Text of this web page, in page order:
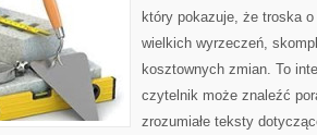
który pokazuje, że troska
wielkich wyrzeczeń,
kosztownych zmian. To
czytelnik może znaleźć
zrozumiałe teksty